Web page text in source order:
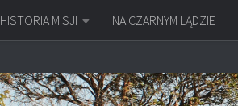
HISTORIA MISJI NA CZARNYM LĄDZIE